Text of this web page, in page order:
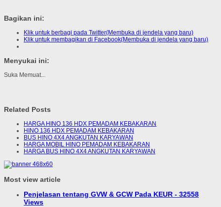
Bagikan ini:
Klik untuk berbagi pada Twitter(Membuka di jendela yang baru)
Klik untuk membagikan di Facebook(Membuka di jendela yang baru)
Menyukai ini:
Suka Memuat...
Related Posts
HARGA HINO 136 HDX PEMADAM KEBAKARAN
HINO 136 HDX PEMADAM KEBAKARAN
BUS HINO 4X4 ANGKUTAN KARYAWAN
HARGA MOBIL HINO PEMADAM KEBAKARAN
HARGA BUS HINO 4X4 ANGKUTAN KARYAWAN
Most view article
Penjelasan tentang GVW & GCW Pada KEUR - 32558
Views